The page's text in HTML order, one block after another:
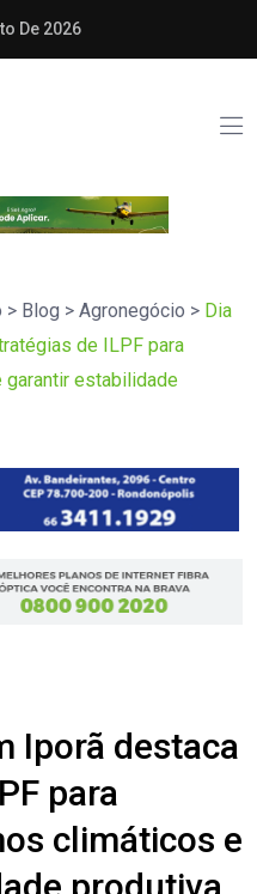
De 2026
> Blog > Agronegócio > Dia
de ILPF para
estabilidade
Iporã destaca
para
climáticos e